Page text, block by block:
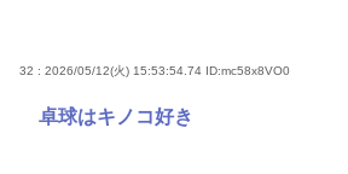
32 : 2026/05/12(火) 15:53:54.74 ID:mc58x8VO0
卓球はキノコ好き